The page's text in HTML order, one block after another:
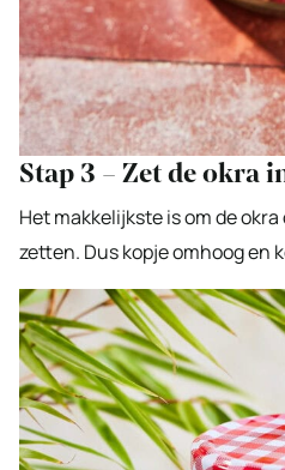
Stap 3 – Zet de okra
Het makkelijkste is om de
zetten. Dus kopje omhoog en